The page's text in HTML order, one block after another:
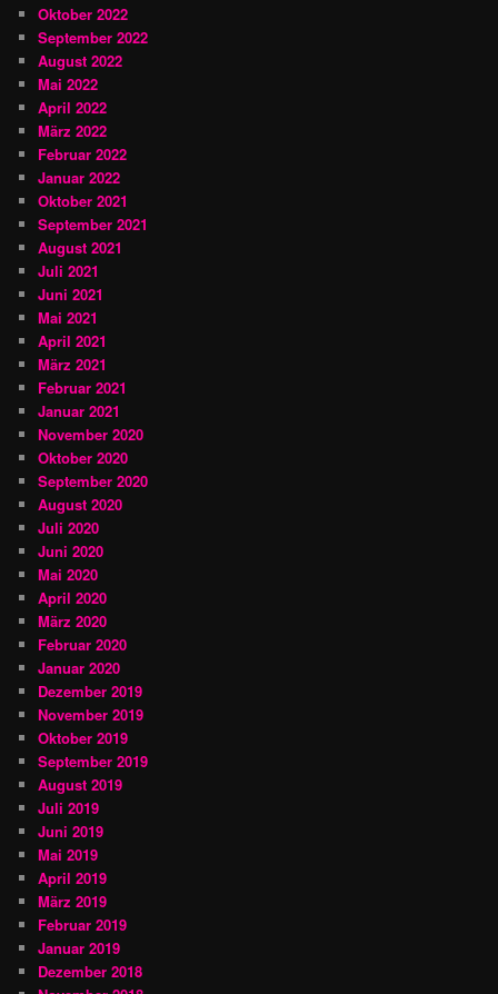
Oktober 2022
September 2022
August 2022
Mai 2022
April 2022
März 2022
Februar 2022
Januar 2022
Oktober 2021
September 2021
August 2021
Juli 2021
Juni 2021
Mai 2021
April 2021
März 2021
Februar 2021
Januar 2021
November 2020
Oktober 2020
September 2020
August 2020
Juli 2020
Juni 2020
Mai 2020
April 2020
März 2020
Februar 2020
Januar 2020
Dezember 2019
November 2019
Oktober 2019
September 2019
August 2019
Juli 2019
Juni 2019
Mai 2019
April 2019
März 2019
Februar 2019
Januar 2019
Dezember 2018